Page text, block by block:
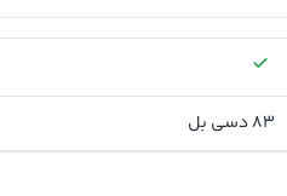
83 دسی بل